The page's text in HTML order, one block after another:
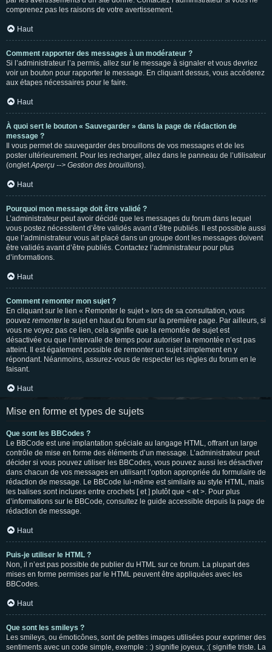
comprenez pas les raisons de votre avertissement.
Haut
Comment rapporter des messages à un modérateur ?
Si l’administrateur l’a permis, allez sur le message à signaler et vous devriez
voir un bouton pour rapporter le message. En cliquant dessus, vous accéderez
aux étapes nécessaires pour le faire.
Haut
À quoi sert le bouton « Sauvegarder » dans la page de rédaction de
message ?
Il vous permet de sauvegarder des brouillons de vos messages et de les
poster ultérieurement. Pour les recharger, allez dans le panneau de l’utilisateur
(ongletAperçu --> Gestion des brouillons).
Haut
Pourquoi mon message doit être validé ?
L’administrateur peut avoir décidé que les messages du forum dans lequel
vous postez nécessitent d’être validés avant d’être publiés. Il est possible aussi
que l’administrateur vous ait placé dans un groupe dont les messages doivent
être validés avant d’être publiés. Contactez l’administrateur pour plus
d’informations.
Haut
Comment remonter mon sujet ?
En cliquant sur le lien « Remonter le sujet » lors de sa consultation, vous
pouvez remonterle sujet en haut du forum sur la première page. Par ailleurs, si
vous ne voyez pas ce lien, cela signifie que la remontée de sujet est
désactivée ou que l’intervalle de temps pour autoriser la remontée n’est pas
atteint. Il est également possible de remonter un sujet simplement en y
répondant. Néanmoins, assurez-vous de respecter les règles du forum en le
faisant.
Haut
Mise en forme et types de sujets
Que sont les BBCodes ?
Le BBCode est une implantation spéciale au langage HTML, offrant un large
contrôle de mise en forme des éléments d’un message. L’administrateur peut
décider si vous pouvez utiliser les BBCodes, vous pouvez aussi les désactiver
dans chacun de vos messages en utilisant l’option appropriée du formulaire de
rédaction de message. Le BBCode lui-même est similaire au style HTML, mais
les balises sont incluses entre crochets [ et ] plutôt que < et >. Pour plus
d’informations sur le BBCode, consultez le guide accessible depuis la page de
rédaction de message.
Haut
Puis-je utiliser le HTML ?
Non, il n’est pas possible de publier du HTML sur ce forum. La plupart des
mises en forme permises par le HTML peuvent être appliquées avec les
BBCodes.
Haut
Que sont les smileys ?
Les smileys, ou émoticônes, sont de petites images utilisées pour exprimer des
sentiments avec un code simple, exemple : :) signifie joyeux, :( signifie triste. La